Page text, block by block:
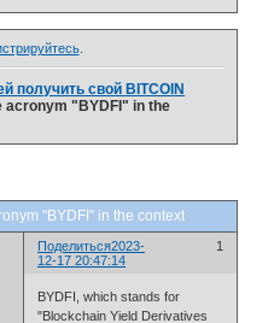
.
получить свой BITCOIN
acronym "BYDFI" in the
"BYDFI" in the context
Поделиться 1
2023-
12-17 20:47:14
BYDFI, which stands for
"Blockchain Yield Derivatives